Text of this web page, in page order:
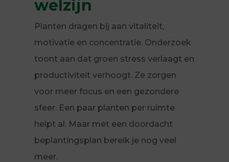
welzijn
Planten dragen bij aan vitaliteit,
motivatie en concentratie. Onderzoek
toont aan dat groen stress verlaagt en
productiviteit verhoogt. Ze zorgen
voor meer focus en een gezondere
sfeer. Een paar planten per ruimte
helpt al. Maar met een doordacht
beplantingsplan bereik je nog veel
meer.